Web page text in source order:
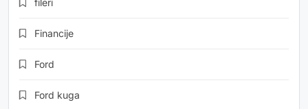
fileri
Financije
Ford
Ford kuga